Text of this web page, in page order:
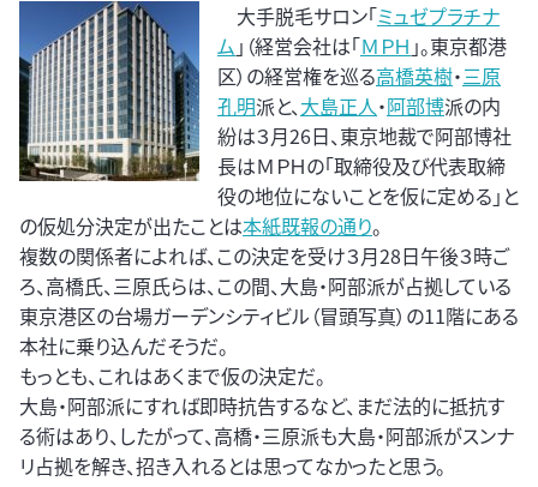
大手脱毛サロン「ミュゼプラチナ
ム 」（経営会社は「ＭＰＨ 」。東京都港
区）の経営権を巡る高橋英樹・三原
孔明派と、大島正人・阿部博派の内
紛は３月26日、東京地裁で阿部博社
長はＭＰＨの「取締役及び代表取締
役の地位にないことを仮に定める」と
の仮処分決定が出たことは本紙既報の通り。
複数の関係者によれば、この決定を受け３月28日午後３時ご
ろ、高橋氏、三原氏らは、この間、大島・阿部派が占拠している
東京港区の台場ガーデンシティビル（冒頭写真）の11階にある
本社に乗り込んだそうだ。
もっとも、これはあくまで仮の決定だ。
大島・阿部派にすれば即時抗告するなど、まだ法的に抵抗す
る術はあり、したがって、高橋・三原派も大島・阿部派がスンナ
リ占拠を解き、招き入れるとは思ってなかったと思う。